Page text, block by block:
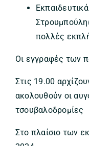
πολλές
Οι εγγραφές των
Στις 19.00
ακολουθούν οι
τσουβαλοδρομίες
Στο πλαίσιο των